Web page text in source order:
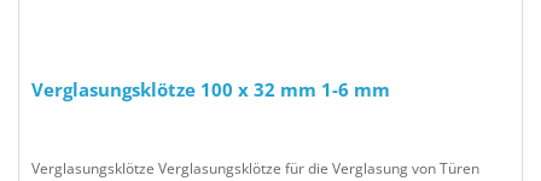
Verglasungsklötze 100 x 32 mm 1-6 mm
Verglasungsklötze Verglasungsklötze für die Verglasung von Türen